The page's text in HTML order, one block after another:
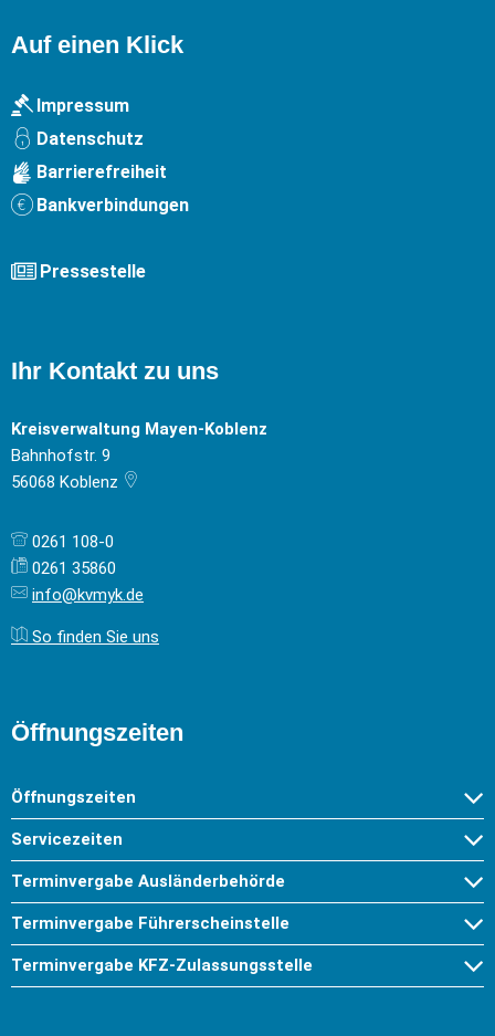
Auf einen Klick
Impressum
Datenschutz
Barrierefreiheit
Bankverbindungen
Pressestelle
Ihr Kontakt zu uns
Kreisverwaltung Mayen-Koblenz
Bahnhofstr. 9
56068 Koblenz
0261 108-0
0261 35860
info@kvmyk.de
So finden Sie uns
Öffnungszeiten
Öffnungszeiten
Servicezeiten
Terminvergabe Ausländerbehörde
Terminvergabe Führerscheinstelle
Terminvergabe KFZ-Zulassungsstelle